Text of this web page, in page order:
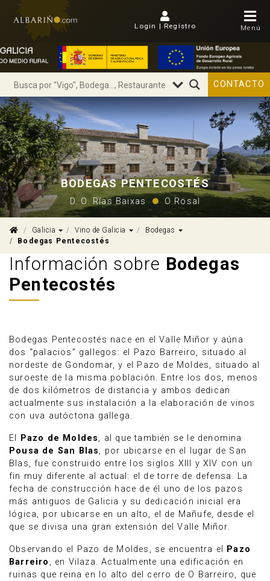
Login | Regístro Menú
Anúnciate
CONTACTO
BODEGAS PENTECOSTÉS
D. O. Rías Baixas O Rosal
Galicia Dropdown
Vino de Galicia Dropdown
Bodegas
Dropdown
Bodegas Pentecostés
Información sobre Bodegas
Pentecostés
Bodegas Pentecostés nace en el Valle Miñor y aúna
dos “palacios” gallegos: el Pazo Barreiro, situado al
nordeste de Gondomar, y el Pazo de Moldes, situado al
suroeste de la misma población. Entre los dos, menos
de dos kilómetros de distancia y ambos dedican
actualmente sus instalación a la elaboración de vinos
con uva autóctona gallega.
El Pazo de Moldes, al que también se le denomina
Pousa de San Blas, por ubicarse en el lugar de San
Blas, fue construido entre los siglos XIII y XIV con un
fin muy diferente al actual: el de torre de defensa. La
fecha de construcción hace de él uno de los pazos
más antiguos de Galicia y su dedicación inicial era
lógica, por ubicarse en un alto, el de Mañufe, desde el
que se divisa una gran extensión del Valle Miñor.
Observando el Pazo de Moldes, se encuentra el
Pazo
Barreiro , en Vilaza. Actualmente una edificación en
ruinas que reina en lo alto del cerro de O Barreiro, que